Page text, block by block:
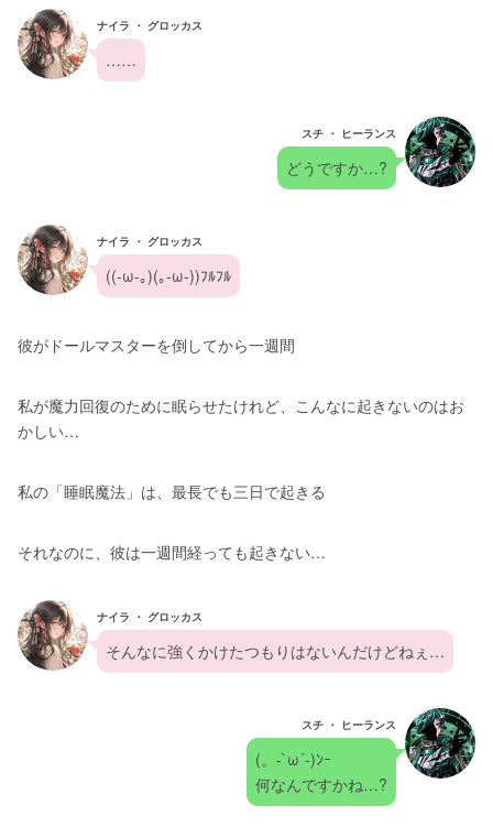
ナイラ ・ グロッカス
……
スチ ・ ヒーランス
どうですか…?
ナイラ ・ グロッカス
((-ω-｡)(｡-ω-))ﾌﾙﾌﾙ
彼がドールマスターを倒してから一週間
私が魔力回復のために眠らせたけれど、こんなに起きないのはお
かしい…
私の「睡眠魔法」は、最長でも三日で起きる
それなのに、彼は一週間経っても起きない…
ナイラ ・ グロッカス
そんなに強くかけたつもりはないんだけどねぇ…
スチ ・ ヒーランス
(。-`ω´-)ﾝｰ
何なんですかね…?